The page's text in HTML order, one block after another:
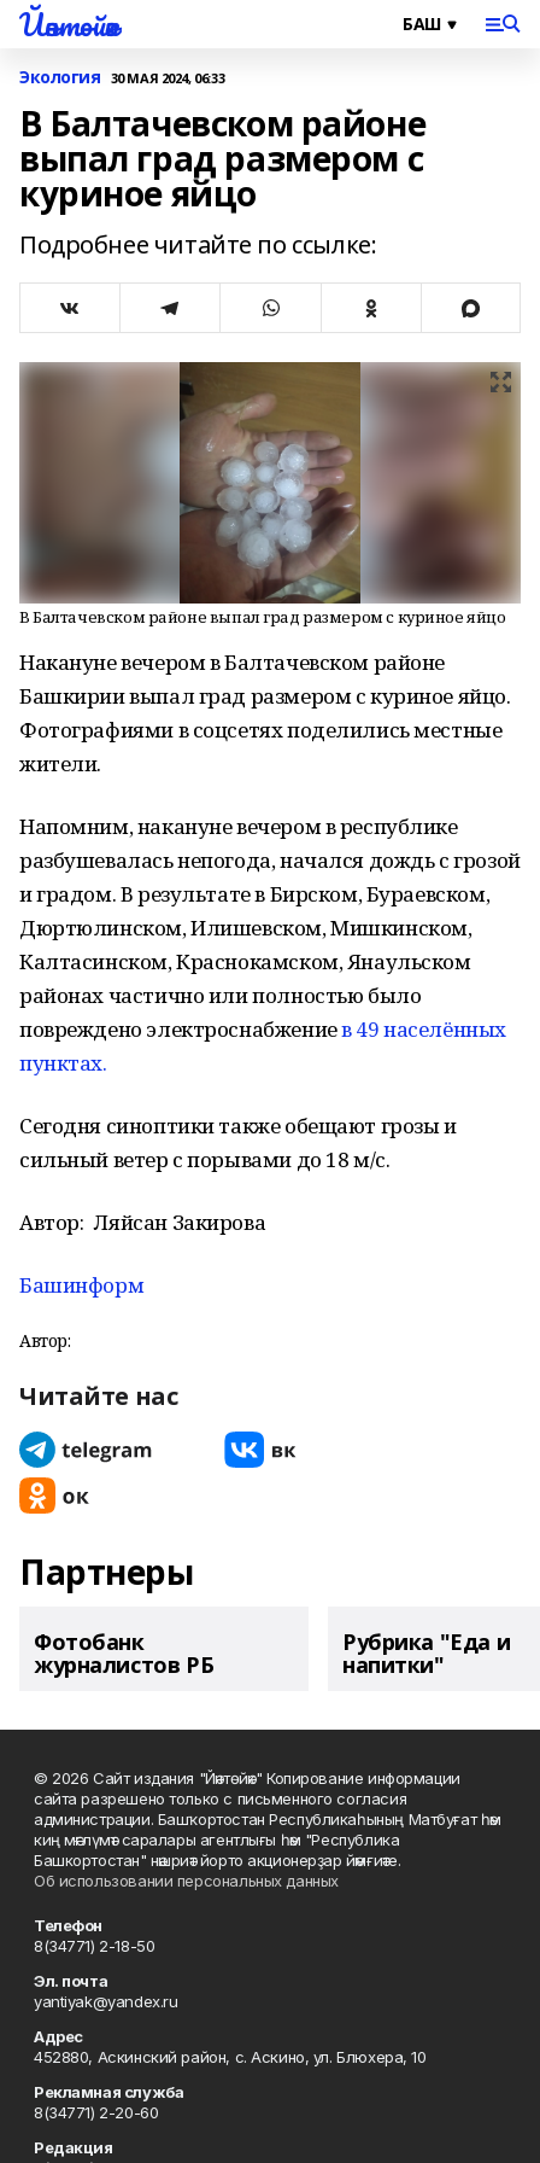
Йәнтөйәк
Экология 30 МАЯ 2024, 06:33
В Балтачевском районе
выпал град размером с
куриное яйцо
Подробнее читайте по ссылке:
В Балтачевском районе выпал град размером с куриное яйцо
Накануне вечером в Балтачевском районе
Башкирии выпал град размером с куриное яйцо.
Фотографиями в соцсетях поделились местные
жители.
Напомним, накануне вечером в республике
разбушевалась непогода, начался дождь с грозой
и градом. В результате в Бирском, Бураевском,
Дюртюлинском, Илишевском, Мишкинском,
Калтасинском, Краснокамском, Янаульском
районах частично или полностью было
повреждено электроснабжениев 49 населённых
пунктах.
Сегодня синоптики также обещают грозы и
сильный ветер с порывами до 18 м/с.
Автор: Ляйсан Закирова
Башинформ
Автор:
Читайте нас
Партнеры
Фотобанк
журналистов РБ
Рубрика "Еда и
напитки"
© 2026 Сайт издания "Йәнтөйәк" Копирование информации
сайта разрешено только с письменного согласия
администрации. Башҡортостан Республикаһының Матбуғат һәм
киң мәғлүмәт саралары агентлығы һәм "Республика
Башкортостан" нәшриәт йорто акционерҙар йәмғиәте.
Об использовании персональных данных
Телефон
8(34771) 2-18-50
Эл. почта
yantiyak@yandex.ru
Адрес
452880, Аскинский район, с. Аскино, ул. Блюхера, 10
Рекламная служба
8(34771) 2-20-60
Редакция